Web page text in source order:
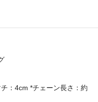
：4cm *チェーン長さ：約